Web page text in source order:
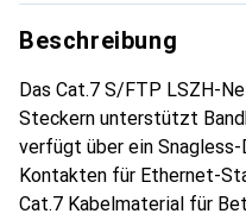
Beschreibung
Das Cat.7 S/FTP LSZH-
Steckern unterstützt
verfügt über ein
Kontakten für Ethernet-
Cat.7 Kabelmaterial für